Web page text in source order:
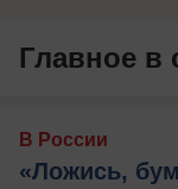
Главное в
В России
«Ложись,